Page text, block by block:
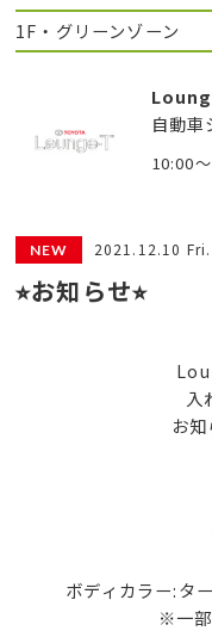
1F・グリーンゾーン
自動車
10:00
2021.12.10 Fri.
⭐︎お知らせ⭐︎
入
お
ボディカラー:タ
※一